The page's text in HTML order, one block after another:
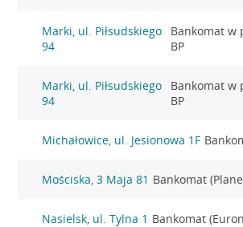
Marki, ul. Piłsudskiego
94
Bankomat w
BP
Marki, ul. Piłsudskiego
94
Bankomat w
BP
Michałowice, ul. Jesionowa 1F
Mościska, 3 Maja 81 Bankomat
Nasielsk, ul. Tylna 1 Bankomat